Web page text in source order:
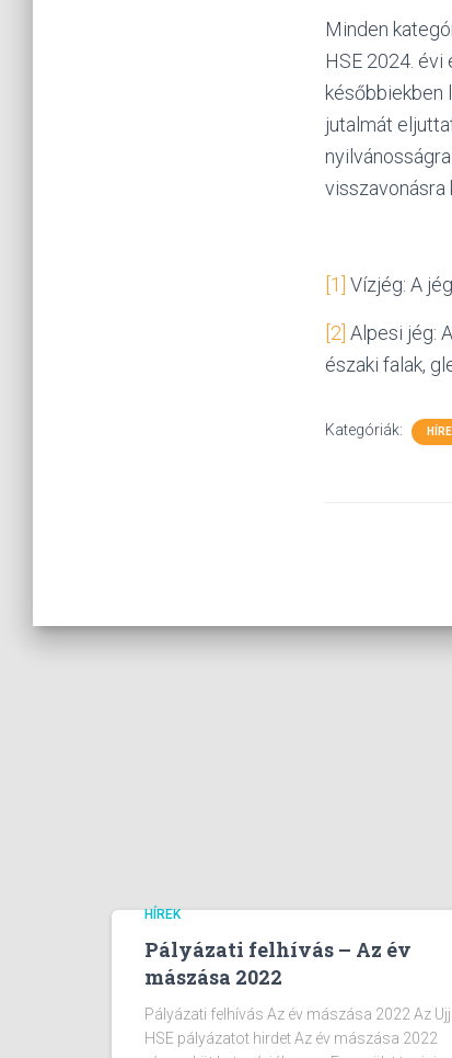
Minden
HSE 2024.
későbbiekben
jutalmát
visszavonásra
[1] Vízjég: A
[2] Alpesi jég:
északi falak,
Kategóriák:
HÍREK
Pályázati felhívás – Az év
mászása 2022
Pályázati felhívás Az év mászása 2022 Az
HSE pályázatot hirdet Az év mászása 2022